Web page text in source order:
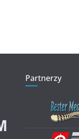
Partnerzy